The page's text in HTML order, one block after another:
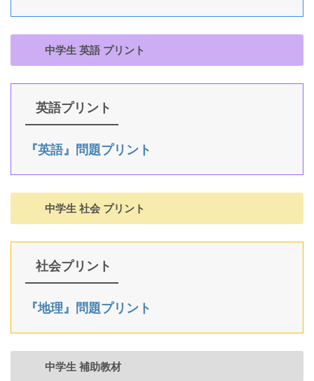
中学生 英語 プリント
英語プリント
『英語』問題プリント
中学生 社会 プリント
社会プリント
『地理』問題プリント
中学生 補助教材